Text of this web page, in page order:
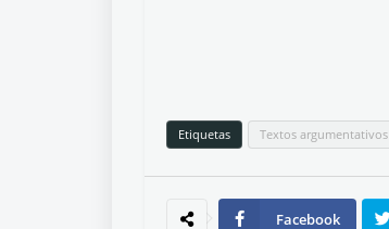
Etiquetas Textos argumentativos
Facebook